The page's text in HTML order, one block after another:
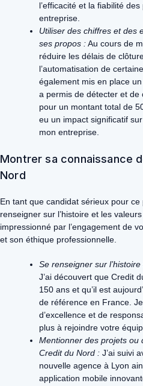
l’efficacité et la fiabilité
entreprise.
Utiliser des chiffres et des
ses propos :Au cours de
réduire les délais de
l’automatisation de
également mis en place
a permis de détecter et
pour un montant total de
eu un impact significatif
mon entreprise.
Montrer sa connaissance
Nord
En tant que candidat sérieux pour ce
renseigner sur l’histoire et les
impressionné par l’engagement de
et son éthique professionnelle.
Se renseigner sur
J’ai découvert que Credit
150 ans et qu’il est
de référence en France.
d’excellence et de
plus à rejoindre votre
Mentionner des projets ou
Credit du Nord : J’ai suivi
nouvelle agence à Lyon
application mobile